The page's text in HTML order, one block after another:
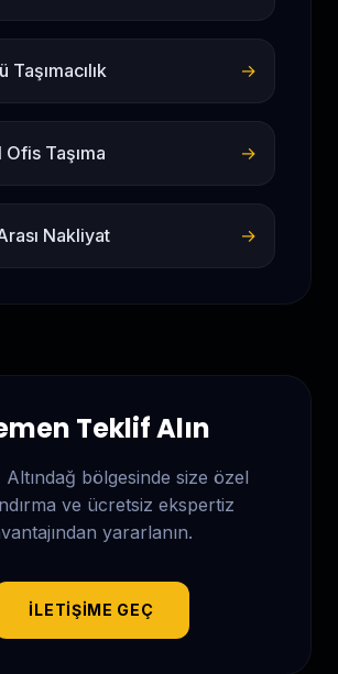
Taşımacılık →
Ofis Taşıma →
Nakliyat →
Teklif Alın
bölgesinde size özel
ve ücretsiz ekspertiz
yararlanın.
İLETIŞIME GEÇ